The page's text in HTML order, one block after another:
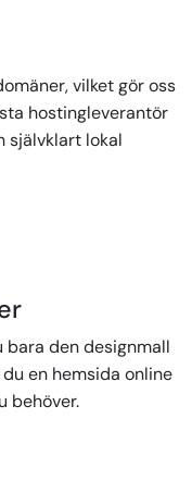
vilket gör oss
hostingleverantör
självklart lokal
bara den designmall
en hemsida online
behöver.